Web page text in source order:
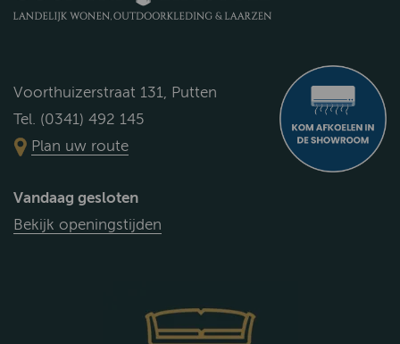
Voorthuizerstraat 131, Putten
Tel. (0341) 492 145
Plan uw route
Vandaag gesloten
Bekijk openingstijden